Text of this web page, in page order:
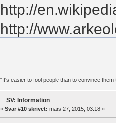
http://
http://
“It's easier to fool people than to convince them
SV: Information
« Svar #10 skrivet: mars 27, 2015, 03:18 »